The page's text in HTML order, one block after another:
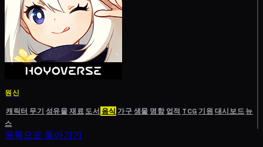
원신
캐릭터 무기 성유물재료도서 음식 가구생물 명함 업적 TCG기원 대시보드뉴
스
목록으로 돌아가기